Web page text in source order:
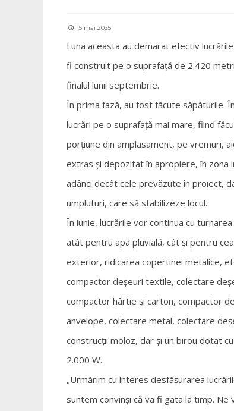
15 mai 2025
Luna aceasta au demarat efectiv
fi construit pe o suprafață de 2.420
finalul lunii septembrie.
În prima fază, au fost făcute săpăturile.
lucrări pe o suprafață mai mare, fiind
porțiune din amplasament, pe vremuri,
extras și depozitat în apropiere, în zona
adânci decât cele prevăzute în proiect,
umpluturi, care să stabilizeze locul.
În iunie, lucrările vor continua cu
atât pentru apa pluvială, cât și pentru
exterior, ridicarea copertinei metalice,
compactor deșeuri textile, colectare
compactor hârtie și carton, compactor
anvelope, colectare metal, colectare
construcții moloz, dar și un birou dotat
2.000 W.
„Urmărim cu interes desfășurarea
suntem convinși că va fi gata la timp.